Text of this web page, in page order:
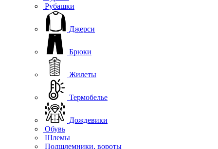
Рубашки
Джерси
Брюки
Жилеты
Термобелье
Дождевики
Обувь
Шлемы
Подшлемники, вороты